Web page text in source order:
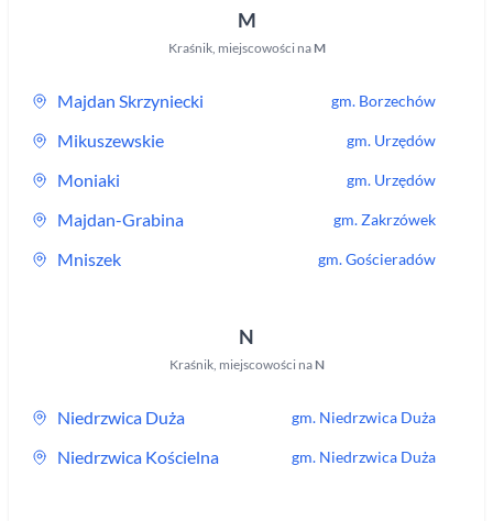
M
Kraśnik, miejscowości na M
Majdan Skrzyniecki gm. Borzechów
Mikuszewskie gm. Urzędów
Moniaki gm. Urzędów
Majdan-Grabina gm.Zakrzówek
Mniszek gm.Gościeradów
N
Kraśnik, miejscowości na N
Niedrzwica Duża gm. Niedrzwica Duża
Niedrzwica Kościelna gm. Niedrzwica Duża